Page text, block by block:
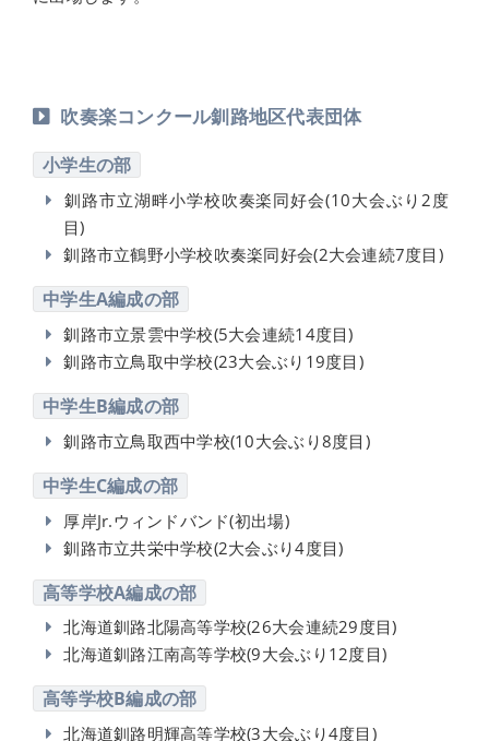
吹奏楽コンクール釧路地区代表団体
小学生の部
釧路市立湖畔小学校吹奏楽同好会(10大会ぶり2度
目)
釧路市立鶴野小学校吹奏楽同好会(2大会連続7度目)
中学生A編成の部
釧路市立景雲中学校(5大会連続14度目)
釧路市立鳥取中学校(23大会ぶり19度目)
中学生B編成の部
釧路市立鳥取西中学校(10大会ぶり8度目)
中学生C編成の部
厚岸Jr.ウィンドバンド(初出場)
釧路市立共栄中学校(2大会ぶり4度目)
高等学校A編成の部
北海道釧路北陽高等学校(26大会連続29度目)
北海道釧路江南高等学校(9大会ぶり12度目)
高等学校B編成の部
北海道釧路明輝高等学校(3大会ぶり4度目)